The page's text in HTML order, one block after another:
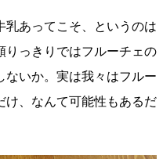
乳あってこそ、というのは
りっきりではフルーチェの
ないか。実は我々はフルー
け、なんて可能性もあるだ